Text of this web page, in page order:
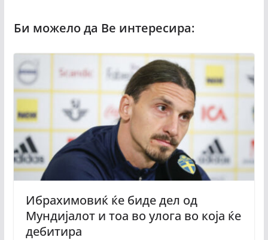
Ибрахимовиќ ќе биде дел од
Мундијалот и тоа во улога во која ќе
дебитира